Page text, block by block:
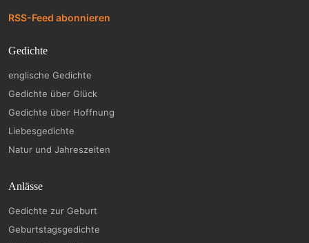
RSS-Feed abonnieren
Gedichte
englische Gedichte
Gedichte über Glück
Gedichte über Hoffnung
Liebesgedichte
Natur und Jahreszeiten
Anlässe
Gedichte zur Geburt
Geburtstagsgedichte